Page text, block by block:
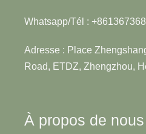
Whatsapp/Tél :
Adresse : Place
Road, ETDZ, Zhengzhou,
À propos de nous